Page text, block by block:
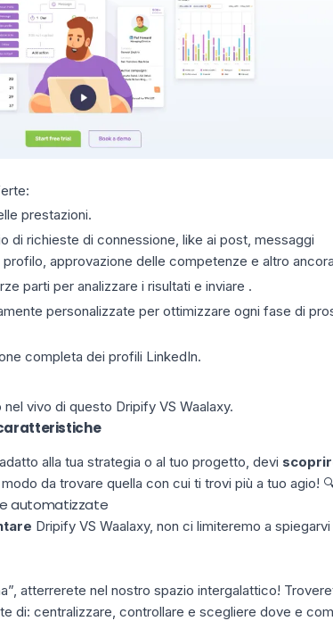
prestazioni.
di richieste di connessione, like ai post, messaggi
approvazione delle competenze e altro
parti per analizzare i risultati e inviare .
personalizzate per ottimizzare ogni fase di
completa dei profili LinkedIn.
vivo di questo Dripify VS Waalaxy.
alla tua strategia o al tuo progetto, devi
da trovare quella con cui ti trovi più a tuo agio!
automatizzate
Dripify VS Waalaxy, non ci limiteremo a
atterrerete nel nostro spazio intergalattico!
di: centralizzare, controllare e scegliere dove e